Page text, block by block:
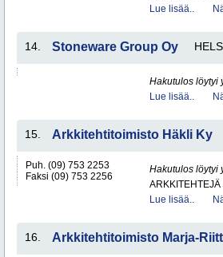
Lue lisää..
14. Stoneware Group Oy
Hakutulos löytyi
Lue lisää..
15. Arkkitehtitoimisto Häkli Ky
Puh. (09) 753 2253
Faksi (09) 753 2256
Hakutulos löytyi
ARKKITEHTEJÄ
Lue lisää..
16. Arkkitehtitoimisto Marja-